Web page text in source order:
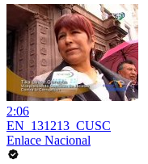
2:06
EN_131213_CUSC
Enlace Nacional